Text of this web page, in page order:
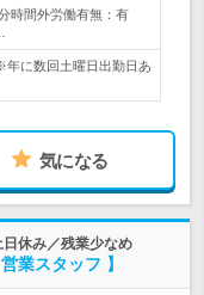
時間外労働有無：有
に数回土曜日出勤日あ
気になる
休み／残業少なめ
業スタッフ 】